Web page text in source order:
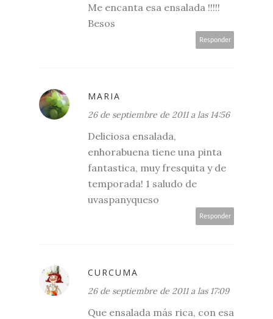
Me encanta esa ensalada !!!!!
Besos
Responder
MARIA
26 de septiembre de 2011 a las 14:56
Deliciosa ensalada,
enhorabuena tiene una pinta
fantastica, muy fresquita y de
temporada! 1 saludo de
uvaspanyqueso
Responder
CURCUMA
26 de septiembre de 2011 a las 17:09
Que ensalada más rica, con esa